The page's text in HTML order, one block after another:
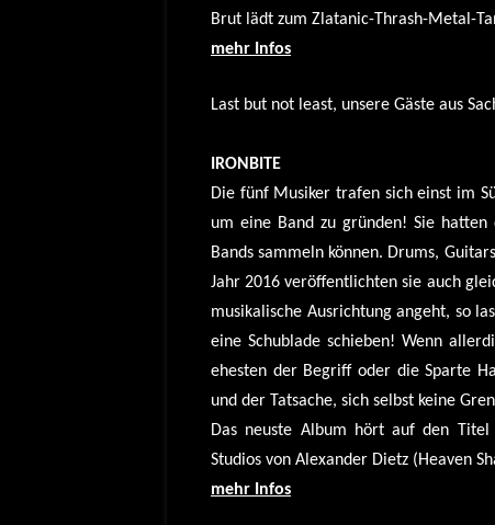
Brut lädt zum Zlatanic-Thrash-Metal-
mehr Infos
Last but not least, unsere Gäste aus
IRONBITE
Die fünf Musiker trafen sich einst im
um eine Band zu gründen! Sie
Bands sammeln können. Drums,
Jahr 2016 veröffentlichten sie auch
musikalische Ausrichtung angeht, so
eine Schublade schieben! Wenn
ehesten der Begriff oder die Sparte
und der Tatsache, sich selbst keine
Das neuste Album hört auf den Titel
Studios von Alexander Dietz (Heaven
mehr Infos